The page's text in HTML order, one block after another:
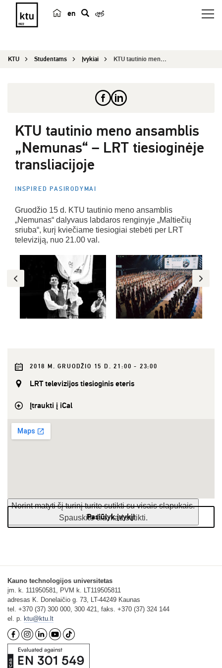
en
KTU Studentams Įvykiai KTU tautinio meno ansamblis „Nemunas“ – LR...
KTU tautinio meno ansamblis
„Nemunas“ – LRT tiesioginėje
transliacijoje
INSPIRED PASIRODYMAI
Gruodžio 15 d. KTU tautinio meno ansamblis
„Nemunas“ dalyvaus labdaros renginyje „Maltiečių
sriuba“, kurį kviečiame tiesiogiai stebėti per LRT
televiziją, nuo 21.00 val.
2018 M. GRUODŽIO 15 D. 21:00 - 23:00
LRT televizijos tiesioginis eteris
Įtraukti į iCal
Norint matyti šį turinį turite sutikti su visais slapukais.
Spauskite čia, kad sutikti.
Pasiūlyk įvykį!
Kauno technologijos universitetas
įm. k. 111950581, PVM k. LT119505811
adresas K. Donelaičio g. 73, LT-44249 Kaunas
tel. +370 (37) 300 000, 300 421, faks. +370 (37) 324 144
el. p. ktu@ktu.lt